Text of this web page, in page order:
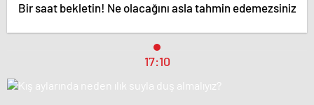
Bir saat bekletin! Ne olacağını asla tahmin edemezsiniz
17:10